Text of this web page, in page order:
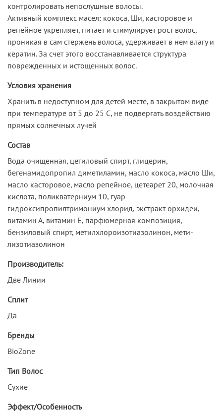
контролировать непослушные волосы.
Активный комплекс масел: кокоса, Ши, касторовое и
репейное укрепляет, питает и стимулирует рост волос,
проникая в сам стержень волоса, удерживает в нем влагу и
кератин. За счет этого восстанавливается структура
поврежденных и истощенных волос.
Условия хранения
Хранить в недоступном для детей месте, в закрытом виде
при температуре от 5 до 25 С, не подвергать воздействию
прямых солнечных лучей
Состав
Вода очищенная, цетиловый спирт, глицерин,
бегенамидопропил диметиламин, масло кокоса, масло Ши,
масло касторовое, масло репейное, цетеарет 20, молочная
кислота, поликватерниум 10, гуар
гидроксипропилтримониум хлорид, экстракт орхидеи,
витамин А, витамин Е, парфюмерная композиция,
бензиловый спирт, метилхлороизотиазолинон, мети-
лизотиазолинон
Производитель:
Две Линии
Сплит
Да
Бренды
BioZone
Тип Волос
Сухие
Эффект/Особенность